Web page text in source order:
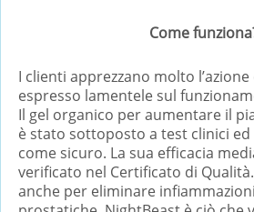
Come
I clienti apprezzano molto
espresso lamentele sul
Il gel organico per aumentare il
è stato sottoposto a test clinici
come sicuro. La sua efficacia
verificato nel Certificato di
anche per eliminare